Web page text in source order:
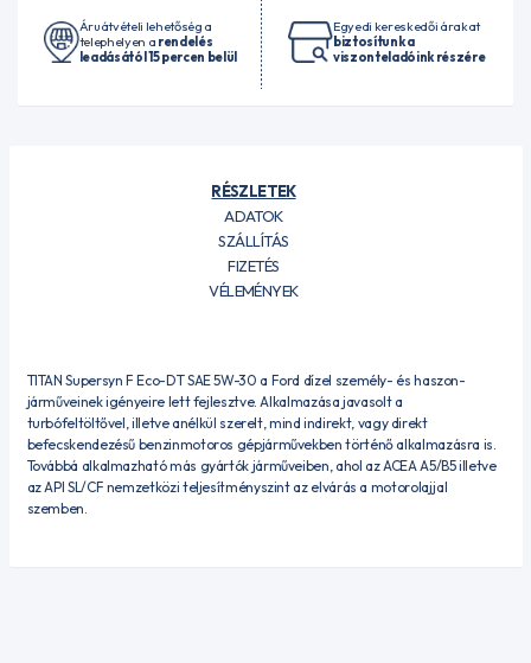
Áruátvételi lehetőség a
telephelyen a rendelés
leadásától 15 percen belül
Egyedi kereskedői árakat
biztosítunk a
viszonteladóink részére
RÉSZLETEK
ADATOK
SZÁLLÍTÁS
FIZETÉS
VÉLEMÉNYEK
TITAN Supersyn F Eco-DT SAE 5W-30 a Ford dízel személy- és haszon-
járműveinek igényeire lett fejlesztve. Alkalmazása javasolt a
turbófeltöltővel, illetve anélkül szerelt, mind indirekt, vagy direkt
befecskendezésű benzinmotoros gépjárművekben történő alkalmazásra is.
Továbbá alkalmazható más gyártók járműveiben, ahol az ACEA A5/B5 illetve
az API SL/CF nemzetközi teljesítményszint az elvárás a motorolajjal
szemben.